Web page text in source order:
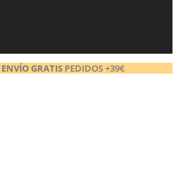
ENVÍO GRATISPEDIDOS +39€